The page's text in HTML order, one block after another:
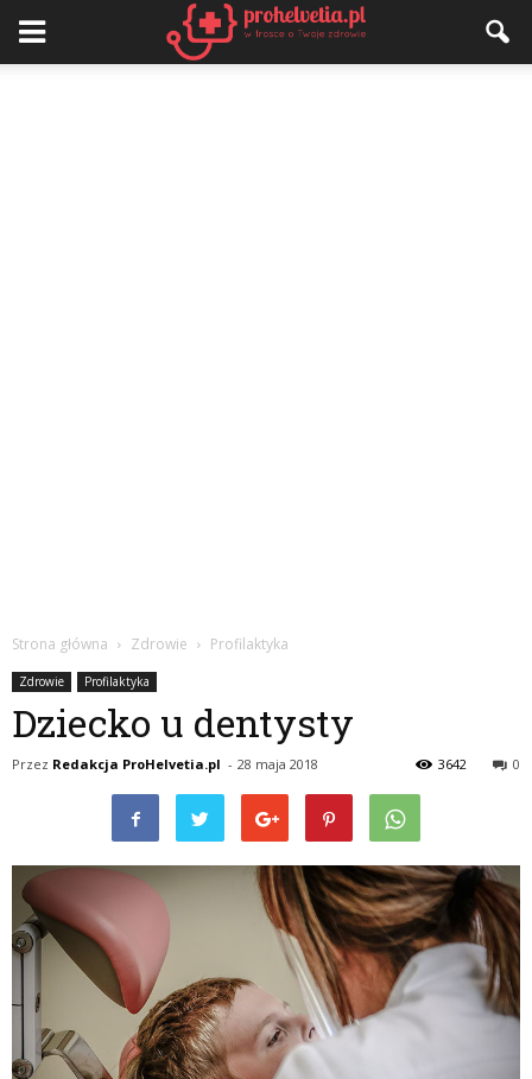
Strona główna Zdrowie Profilaktyka
Zdrowie Profilaktyka
Dziecko u dentysty
Przez Redakcja ProHelvetia.pl - 28 maja 2018 0
3642